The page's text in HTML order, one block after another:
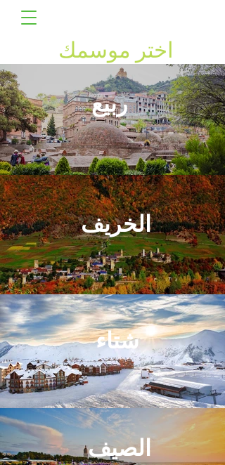
اختر موسمك
ربيع
الخريف
شتاء
الصيف